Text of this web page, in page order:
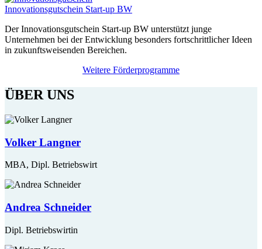
Innovationsgutschein Start-up BW
Der Innovationsgutschein Start-up BW unterstützt junge
Unternehmen bei der Entwicklung besonders fortschrittlicher Ideen
in zukunftsweisenden Bereichen.
Weitere Förderprogramme
ÜBER UNS
Volker Langner
MBA, Dipl. Betriebswirt
Andrea Schneider
Dipl. Betriebswirtin